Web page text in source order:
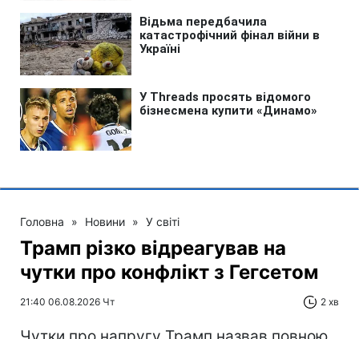
Головна » Новини » У світі
Трамп різко відреагував на
чутки про конфлікт з Гегсетом
21:40 06.08.2026 Чт 2 хв